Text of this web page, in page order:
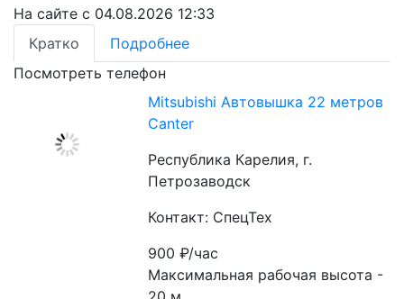
На сайте с 04.08.2026 12:33
Кратко
Подробнее
Посмотреть телефон
Mitsubishi Автовышка 22 метров
Canter
Республика Карелия, г.
Петрозаводск
Контакт: СпецТех
900₽/час
Максимальная рабочая высота -